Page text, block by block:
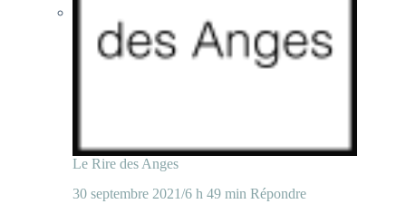
Le Rire des Anges
30 septembre 2021/6 h 49 min Répondre